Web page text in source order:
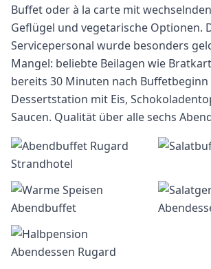
Buffet oder à la carte mit
Geflügel und vegetarische Optionen.
Servicepersonal wurde besonders
Mangel: beliebte Beilagen wie
bereits 30 Minuten nach
Dessertstation mit Eis,
Saucen. Qualität über alle sechs